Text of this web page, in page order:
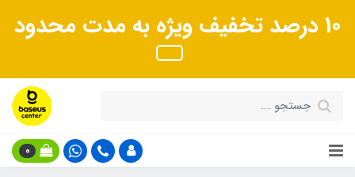
10 درصد تخفیف ویژه به مدت محدود
0